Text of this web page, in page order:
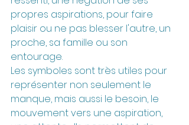
propres aspirations, pour faire
plaisir ou ne pas blesser l'autre, un
proche, sa famille ou son
entourage.
Les symboles sont très utiles pour
représenter non seulement le
manque, mais aussi le besoin, le
mouvement vers une aspiration,